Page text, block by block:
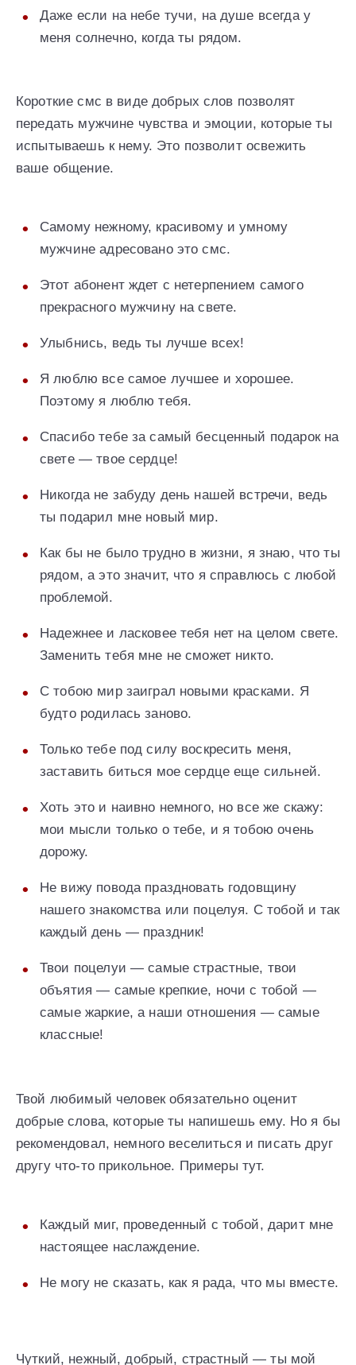
Даже если на небе тучи, на душе всегда у
меня солнечно, когда ты рядом.
Короткие смс в виде добрых слов позволят
передать мужчине чувства и эмоции, которые ты
испытываешь к нему. Это позволит освежить
ваше общение.
Самому нежному, красивому и умному
мужчине адресовано это смс.
Этот абонент ждет с нетерпением самого
прекрасного мужчину на свете.
Улыбнись, ведь ты лучше всех!
Я люблю все самое лучшее и хорошее.
Поэтому я люблю тебя.
Спасибо тебе за самый бесценный подарок на
свете — твое сердце!
Никогда не забуду день нашей встречи, ведь
ты подарил мне новый мир.
Как бы не было трудно в жизни, я знаю, что ты
рядом, а это значит, что я справлюсь с любой
проблемой.
Надежнее и ласковее тебя нет на целом свете.
Заменить тебя мне не сможет никто.
С тобою мир заиграл новыми красками. Я
будто родилась заново.
Только тебе под силу воскресить меня,
заставить биться мое сердце еще сильней.
Хоть это и наивно немного, но все же скажу:
мои мысли только о тебе, и я тобою очень
дорожу.
Не вижу повода праздновать годовщину
нашего знакомства или поцелуя. С тобой и так
каждый день — праздник!
Твои поцелуи — самые страстные, твои
объятия — самые крепкие, ночи с тобой —
самые жаркие, а наши отношения — самые
классные!
Твой любимый человек обязательно оценит
добрые слова, которые ты напишешь ему. Но я бы
рекомендовал, немного веселиться и писать друг
другу что-то прикольное. Примеры тут.
Каждый миг, проведенный с тобой, дарит мне
настоящее наслаждение.
Не могу не сказать, как я рада, что мы вместе.
Чуткий, нежный, добрый, страстный — ты мой